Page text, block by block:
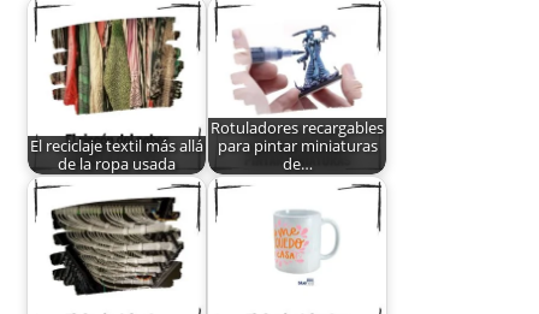
El reciclaje textil más allá
de la ropa usada
Rotuladores recargables
para pintar miniaturas
de…